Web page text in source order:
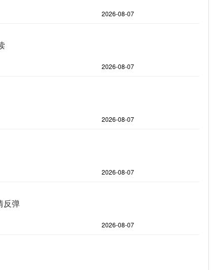
2026-08-07
2026-08-07
2026-08-07
2026-08-07
反弹
2026-08-07